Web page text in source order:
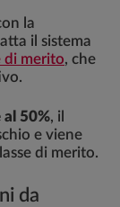
la
il sistema
di merito, che
al 50%, il
e viene
di merito.
da